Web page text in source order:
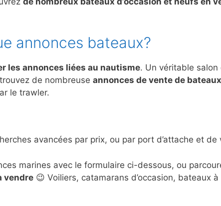
annonces bateaux?
les annonces liées au nautisme. Un véritable salon
de nombreuse annonces de vente de
le trawler.
avancées par prix, ou par port d’attache et de
marines avec le formulaire ci-dessous, ou
vendre 😉 Voiliers, catamarans d’occasion, bateaux